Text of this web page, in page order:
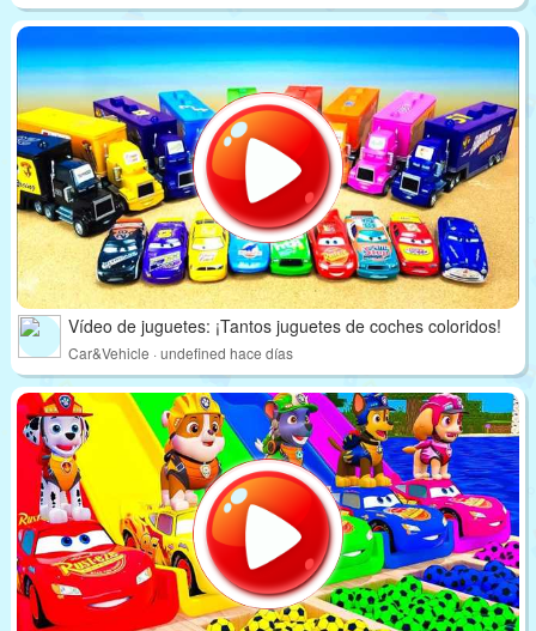
Vídeo de juguetes: ¡Tantos juguetes de coches coloridos!
Car&Vehicle · undefined hace días